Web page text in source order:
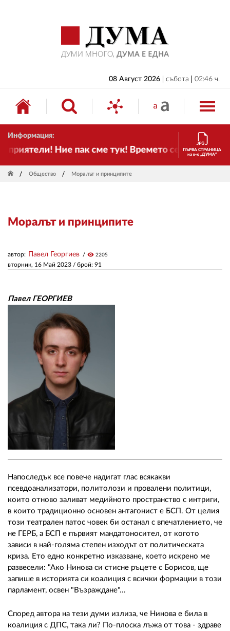
08 Август 2026 събота 02:46 ч.
Информация:
Ние пак сме тук! Времето се променя и
ПЪРВА СТРАНИЦА
на в-к „ДУМА“
Общество Моралът и принципите
Моралът и принципите
вторник, 16 Май 2023 / брой: 91
автор: Павел Георгиев visibility 2205
Павел ГЕОРГИЕВ
Напоследък все повече надигат глас всякакви
псевдоанализатори, политолози и провалени политици,
които отново заливат медийното пространство с интриги,
в които традиционно основен антагонист е БСП. От целия
този театрален патос човек би останал с впечатлението, че
не ГЕРБ, а БСП е първият мандатоносител, от когото
зависи в най-голяма степен изходът от политическата
криза. Ето едно конкретно изказване, което искрено ме
развесели: "Ако Нинова си стисне ръцете с Борисов, ще
запише в историята си коалиция с всички формации в този
парламент, освен "Възраждане"...
Според автора на тези думи излиза, че Нинова е била в
коалиция с ДПС, така ли? По-плоска лъжа от това - здраве
БЪЛГАРИЯ
ИКОНОМИКА
ИЗБОРИ
СВЯТ
ДРУГИ
ЗА НАС
ПОЛИТИКА ЗА БИСКВИТКИТЕ
02 975 20 35